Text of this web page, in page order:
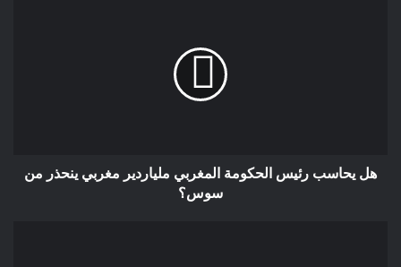
هل يحاسب رئيس الحكومة المغربي ملياردير مغربي ينحذر من
سوس؟